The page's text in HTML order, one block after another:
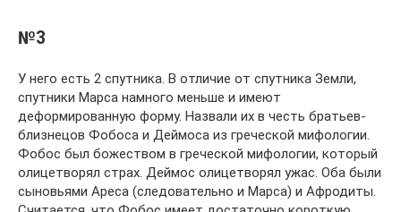
№3
У него есть 2 спутника. В отличие от спутника Земли,
спутники Марса намного меньше и имеют
деформированную форму. Назвали их в честь братьев-
близнецов Фобоса и Деймоса из греческой мифологии.
Фобос был божеством в греческой мифологии, который
олицетворял страх. Деймос олицетворял ужас. Оба были
сыновьями Ареса (следовательно и Марса) и Афродиты.